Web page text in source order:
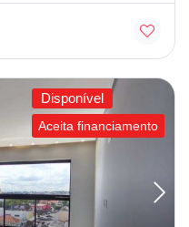
Disponível
Aceita financiamento